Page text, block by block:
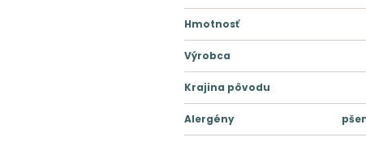
Hmotnosť
Výrobca
Krajina pôvodu
Alergény